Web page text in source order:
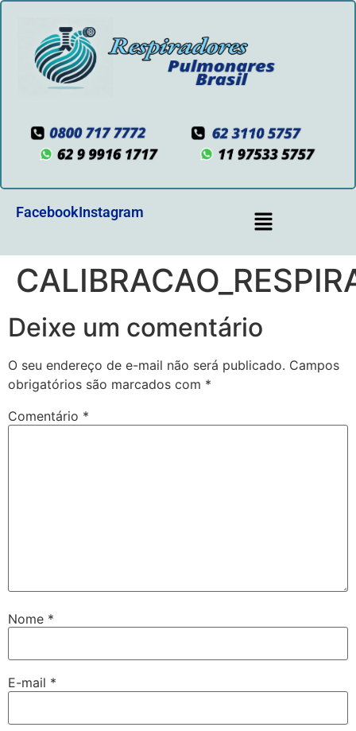
FacebookInstagram
Deixe um comentário
O seu endereço de e-mail não será publicado. Campos
obrigatórios são marcados com *
Comentário *
Nome *
E-mail *